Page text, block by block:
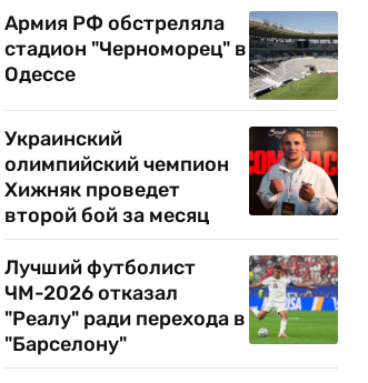
Армия РФ обстреляла
стадион "Черноморец" в
Одессе
Украинский
олимпийский чемпион
Хижняк проведет
второй бой за месяц
Лучший футболист
ЧМ-2026 отказал
"Реалу" ради перехода в
"Барселону"